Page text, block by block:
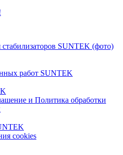
SUNTEK (фото)
работ SUNTEK
и Политика обработки
cookies